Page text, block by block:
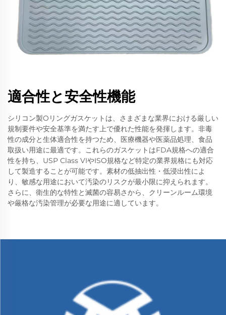
適合性と安全性機能
シリコン製Oリングガスケットは、さまざまな業界における厳しい
規制要件や安全基準を満たす上で優れた性能を発揮します。非毒
性の成分と生体適合性を持つため、医療機器や医薬品処理、食品
取扱い用途に最適です。これらのガスケットはFDA規格への適合
性を持ち、USP Class VIやISO規格など特定の業界規格にも対応
して製造することが可能です。素材の低抽出性・低浸出性によ
り、敏感な用途において汚染のリスクが最小限に抑えられます。
さらに、衛生的な特性と滅菌の容易さから、クリーンルーム環境
や厳格な汚染管理が必要な用途に適しています。